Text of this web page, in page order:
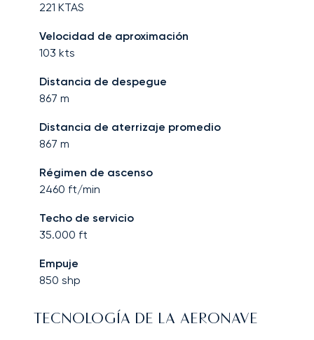
221 KTAS
Velocidad de aproximación
103 kts
Distancia de despegue
867 m
Distancia de aterrizaje promedio
867 m
Régimen de ascenso
2460 ft/min
Techo de servicio
35.000 ft
Empuje
850 shp
TECNOLOGÍA DE LA AERONAVE